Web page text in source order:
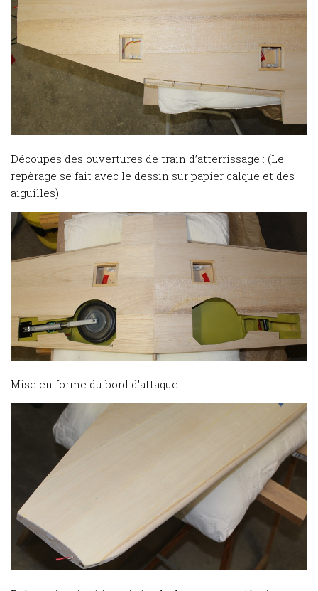
Découpes des ouvertures de train d’atterrissage : (Le
repèrage se fait avec le dessin sur papier calque et des
aiguilles)
Mise en forme du bord d’attaque